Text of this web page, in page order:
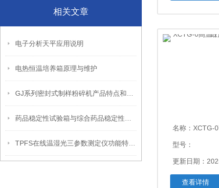
相关文章
电子分析天平应用说明
电热恒温培养箱原理与维护
名称： XCTG-0高温
型号：
更新日期：
查看详情